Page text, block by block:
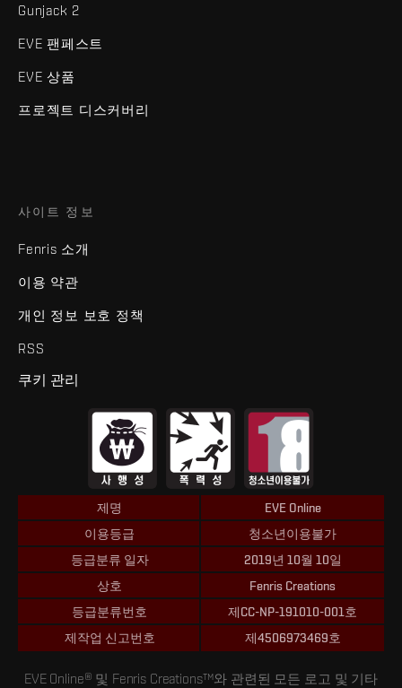
Gunjack 2
EVE 팬페스트
EVE 상품
프로젝트 디스커버리
사이트 정보
Fenris 소개
이용 약관
개인 정보 보호 정책
RSS
쿠키 관리
제명
EVE Online
이용등급
청소년이용불가
등급분류 일자
2019년 10월 10일
상호
Fenris Creations
등급분류번호
제CC-NP-191010-001호
제작업 신고번호
제4506973469호
EVE Online® 및 Fenris Creations™와 관련된 모든 로고 및 기타